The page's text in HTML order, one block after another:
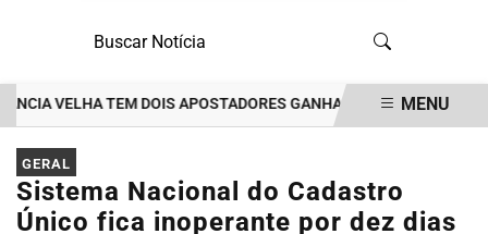
VELHA TEM DOIS APOSTADORES GANHADORES DE PRÊMIOS DE
EM ALTA
MENU
GERAL
Sistema Nacional do Cadastro
Único fica inoperante por dez dias